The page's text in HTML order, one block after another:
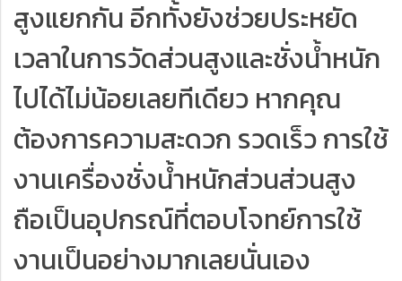
สูงแยกกัน อีกทั้งยังช่วยประหยัด
เวลาในการวัดส่วนสูงและชั่งน้ำหนัก
ไปได้ไม่น้อยเลยทีเดียว หากคุณ
ต้องการความสะดวก รวดเร็ว การใช้
งานเครื่องชั่งน้ำหนักส่วนส่วนสูง
ถือเป็นอุปกรณ์ที่ตอบโจทย์การใช้
งานเป็นอย่างมากเลยนั่นเอง